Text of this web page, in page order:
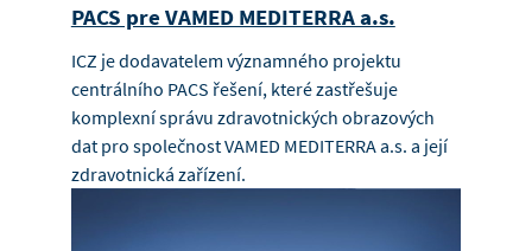
PACS pre VAMED MEDITERRA a.s.
ICZ je dodavatelem významného projektu
centrálního PACS řešení, které zastřešuje
komplexní správu zdravotnických obrazových
dat pro společnost VAMED MEDITERRA a.s. a její
zdravotnická zařízení.